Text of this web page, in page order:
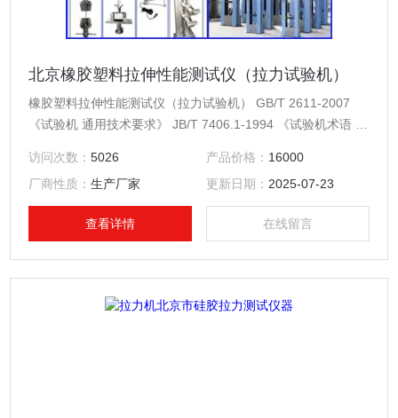
北京橡胶塑料拉伸性能测试仪（拉力试验机）
橡胶塑料拉伸性能测试仪（拉力试验机） GB/T 2611-2007
《试验机 通用技术要求》 JB/T 7406.1-1994 《试验机术语 材
16825.1-2008 《静力单轴试验机的检验 第1部分：拉力和
（或） 压力试验机测力系统的检验与校准》
访问次数：5026 产品价格： 16000
厂商性质：生产厂家 更新日期： 2025-07-23
查看详情 在线留言